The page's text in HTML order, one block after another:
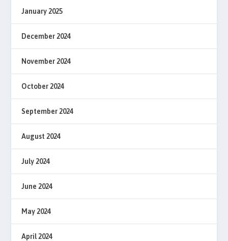
January 2025
December 2024
November 2024
October 2024
September 2024
August 2024
July 2024
June 2024
May 2024
April 2024